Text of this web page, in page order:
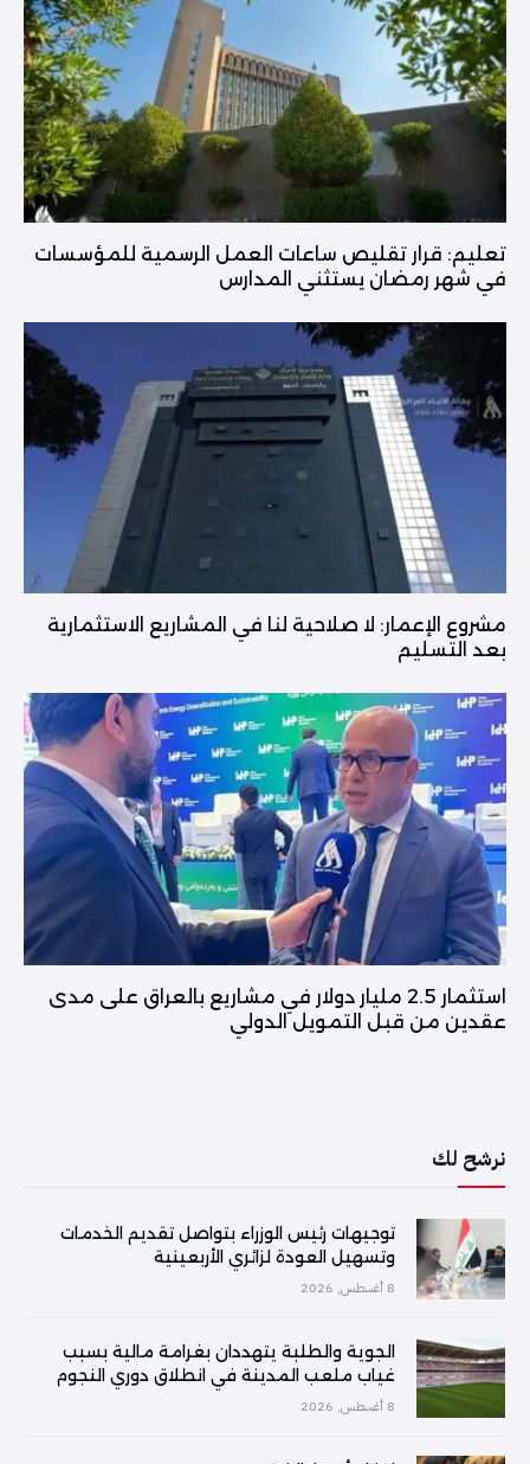
تعليم: قرار تقليص ساعات العمل الرسمية للمؤسسات
في شهر رمضان يستثني المدارس
مشروع الإعمار: لا صلاحية لنا في المشاريع الاستثمارية
بعد التسليم
استثمار 2.5 مليار دولار في مشاريع بالعراق على مدى
عقدين من قبل التمويل الدولي
نرشح لك
توجيهات رئيس الوزراء بتواصل تقديم الخدمات
وتسهيل العودة لزائري الأربعينية
8 أغسطس, 2026
الجوية والطلبة يتهددان بغرامة مالية بسبب
غياب ملعب المدينة في انطلاق دوري النجوم
8 أغسطس, 2026